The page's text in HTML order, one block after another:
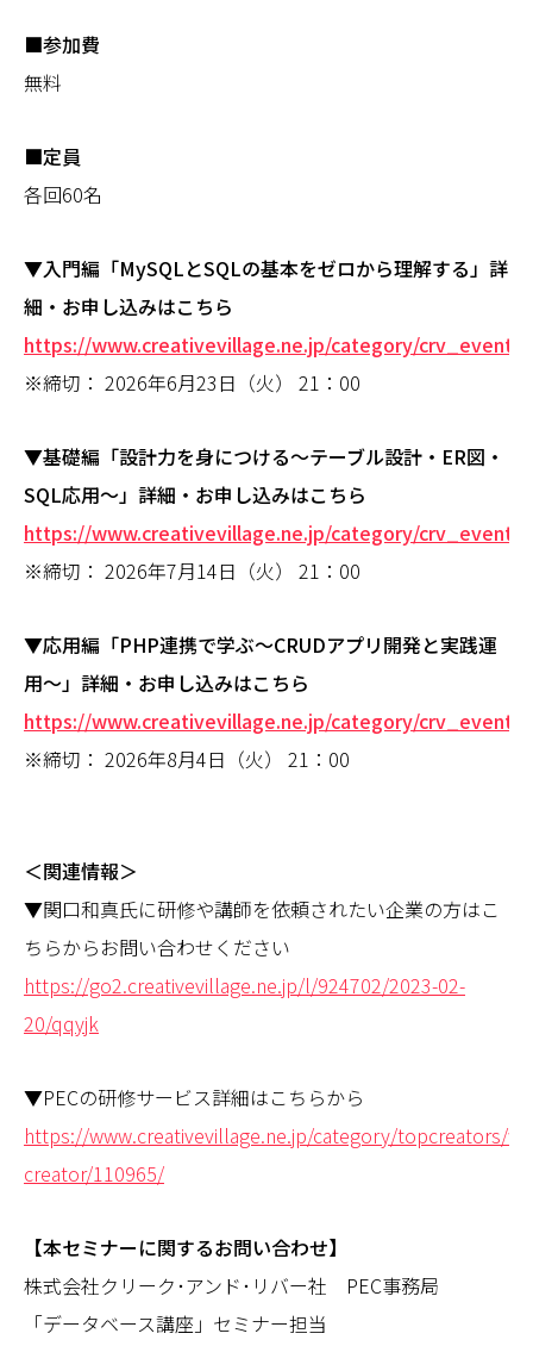
■参加費
無料
■定員
各回60名
▼入門編「MySQLとSQLの基本をゼロから理解する」詳
細・お申し込みはこちら
https://www.creativevillage.ne.jp/category/crv_event/
※締切： 2026年6月23日（火） 21：00
▼基礎編「設計力を身につける～テーブル設計・ER図・
SQL応用～」詳細・お申し込みはこちら
https://www.creativevillage.ne.jp/category/crv_event/
※締切： 2026年7月14日（火） 21：00
▼応用編「PHP連携で学ぶ～CRUDアプリ開発と実践運
用～」詳細・お申し込みはこちら
https://www.creativevillage.ne.jp/category/crv_event/
※締切： 2026年8月4日（火） 21：00
＜関連情報＞
▼関口和真氏に研修や講師を依頼されたい企業の方はこ
ちらからお問い合わせください
https://go2.creativevillage.ne.jp/l/924702/2023-02-
20/qqyjk
▼PECの研修サービス詳細はこちらから
https://www.creativevillage.ne.jp/category/topcreators/
creator/110965/
【本セミナーに関するお問い合わせ】
株式会社クリーク･アンド･リバー社 PEC事務局
「データベース講座」セミナー担当